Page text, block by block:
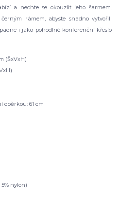
a nechte se okouzlit jeho šarmem.
rámem, abyste snadno vytvořili
i jako pohodlné konferenční křeslo
(ŠxVxH)
opěrkou: 61 cm
nylon)